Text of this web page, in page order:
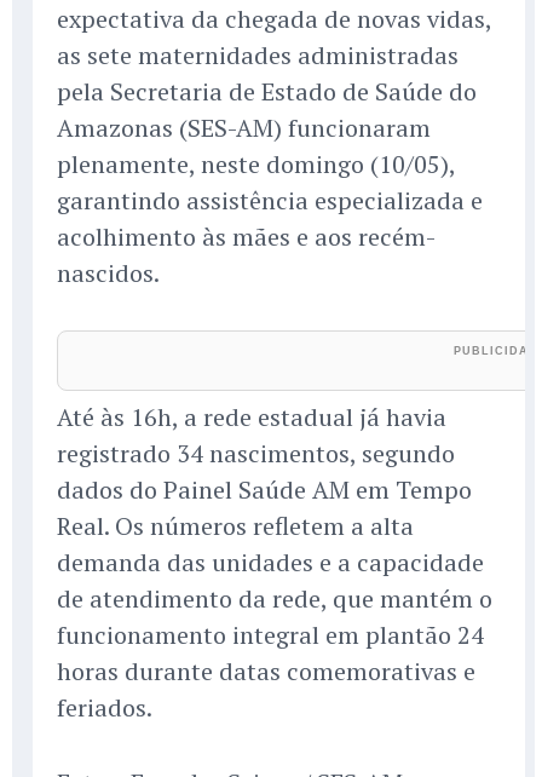
expectativa da chegada de novas vidas,
as sete maternidades administradas
pela Secretaria de Estado de Saúde do
Amazonas (SES-AM) funcionaram
plenamente, neste domingo (10/05),
garantindo assistência especializada e
acolhimento às mães e aos recém-
nascidos.
Até às 16h, a rede estadual já havia
registrado 34 nascimentos, segundo
dados do Painel Saúde AM em Tempo
Real. Os números refletem a alta
demanda das unidades e a capacidade
de atendimento da rede, que mantém o
funcionamento integral em plantão 24
horas durante datas comemorativas e
feriados.